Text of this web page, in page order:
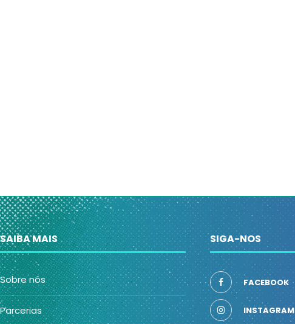
SAIBA MAIS
Sobre nós
Parcerias
SIGA-NOS
FACEBOOK
INSTAGRAM